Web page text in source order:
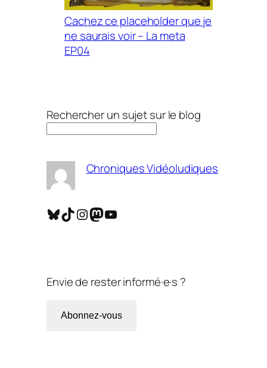
Cachez ce placeholder que je
ne saurais voir – La meta
EP04
Rechercher un sujet sur le blog
Chroniques Vidéoludiques
Bluesky TikTok InstagramMastodon YouTube
Envie de rester informé·e·s ?
Abonnez-vous